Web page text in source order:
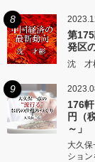
8
第
発区
沈 才
9
176
円（
～」
大久
ショ